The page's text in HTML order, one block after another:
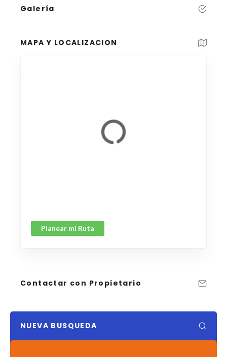
Galería
MAPA Y LOCALIZACION
Planear mi Ruta
Contactar con Propietario
NUEVA BUSQUEDA